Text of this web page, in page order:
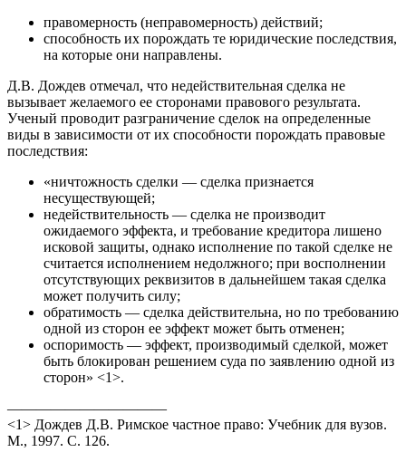
правомерность (неправомерность) действий;
способность их порождать те юридические последствия,
на которые они направлены.
Д.В. Дождев отмечал, что недействительная сделка не
вызывает желаемого ее сторонами правового результата.
Ученый проводит разграничение сделок на определенные
виды в зависимости от их способности порождать правовые
последствия:
«ничтожность сделки — сделка признается
несуществующей;
недействительность — сделка не производит
ожидаемого эффекта, и требование кредитора лишено
исковой защиты, однако исполнение по такой сделке не
считается исполнением недолжного; при восполнении
отсутствующих реквизитов в дальнейшем такая сделка
может получить силу;
обратимость — сделка действительна, но по требованию
одной из сторон ее эффект может быть отменен;
оспоримость — эффект, производимый сделкой, может
быть блокирован решением суда по заявлению одной из
сторон» <1>.
———————————
<1> Дождев Д.В. Римское частное право: Учебник для вузов.
М., 1997. С. 126.